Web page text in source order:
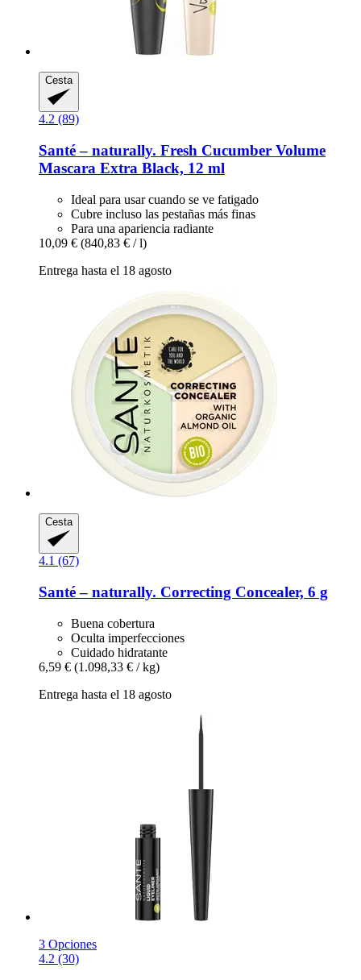
Cesta
4.2 (89)
Santé – naturally. Fresh Cucumber Volume
Mascara Extra Black, 12 ml
Ideal para usar cuando se ve fatigado
Cubre incluso las pestañas más finas
Para una apariencia radiante
10,09 € (840,83 € / l)
Entrega hasta el 18 agosto
Cesta
4.1 (67)
Santé – naturally. Correcting Concealer, 6 g
Buena cobertura
Oculta imperfecciones
Cuidado hidratante
6,59 € (1.098,33 € / kg)
Entrega hasta el 18 agosto
3 Opciones
4.2 (30)